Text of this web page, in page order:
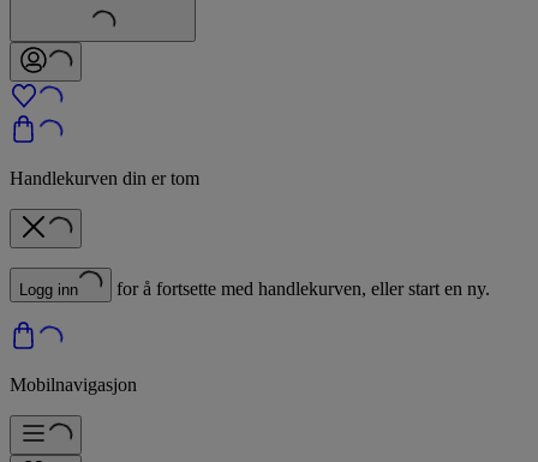
Handlekurven din er tom
Logg inn for å fortsette med handlekurven, eller start en ny.
Mobilnavigasjon